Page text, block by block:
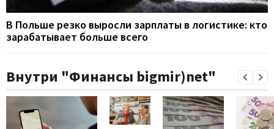
В Польше резко выросли зарплаты в логистике: кто
зарабатывает больше всего
Внутри "Финансы bigmir)net"